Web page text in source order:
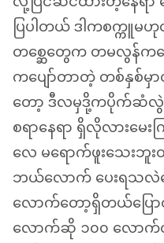
ပြပါတယ် ဒါကစက္ကူ
တစ္ဆေတွေက တမလွန်
ကပျော်တာတဲ့ တစ်နှစ်မှ
တော့ ဒီလမှဒို့ကပိုက်ဆံ
စရာနေရာ ရှိလိုလားမ
လေ မရောက်ဖူးသေးဘူ
ဘယ်လောက် ပေးရသ
လောက်တော့ရှိတယ်​ပြ
လောက်ဆို ၁၀၀ လော